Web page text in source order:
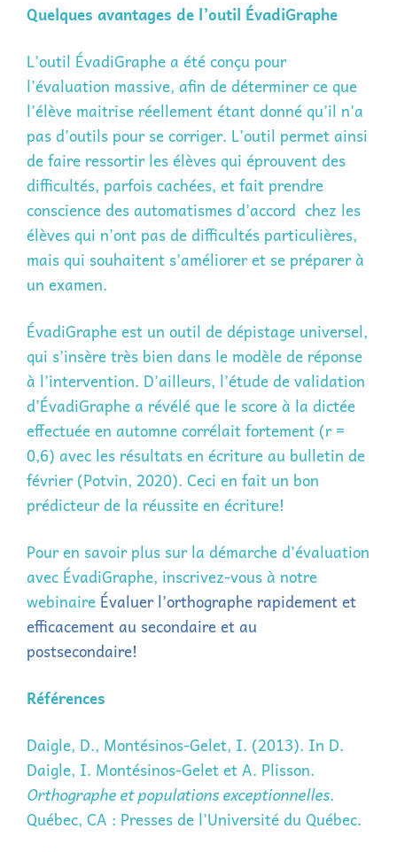
Quelques avantages de l’outil ÉvadiGraphe
L’outil ÉvadiGraphe a été conçu pour
l’évaluation massive, afin de déterminer ce que
l’élève maitrise réellement étant donné qu’il n’a
pas d’outils pour se corriger. L’outil permet ainsi
de faire ressortir les élèves qui éprouvent des
difficultés, parfois cachées, et fait prendre
conscience des automatismes d’accord chez les
élèves qui n’ont pas de difficultés particulières,
mais qui souhaitent s’améliorer et se préparer à
un examen.
ÉvadiGraphe est un outil de dépistage universel,
qui s’insère très bien dans le modèle de réponse
à l’intervention. D’ailleurs, l’étude de validation
d’ÉvadiGraphe a révélé que le score à la dictée
effectuée en automne corrélait fortement (r =
0,6) avec les résultats en écriture au bulletin de
février (Potvin, 2020). Ceci en fait un bon
prédicteur de la réussite en écriture!
Pour en savoir plus sur la démarche d’évaluation
avec ÉvadiGraphe, inscrivez-vous à notre
webinaire Évaluer l’orthographe rapidement et
efficacement au secondaire et au
postsecondaire!
Références
Daigle, D., Montésinos-Gelet, I. (2013). In D.
Daigle, I. Montésinos-Gelet et A. Plisson.
Orthographe et populations exceptionnelles.
Québec, CA : Presses de l’Université du Québec.